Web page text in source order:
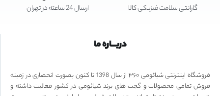
گارانتی سلامت فیزیکی کالا
ارسال 24 ساعته در تهران
دربـــاره ما
فروشگاه اینترنتی شیائومی ۳۶۰ از سال 1398 تا کنون بصورت انحصاری در زمینه
فروش تمامی محصولات و گجت های برند شیائومی در کشور فعالیت داشته و